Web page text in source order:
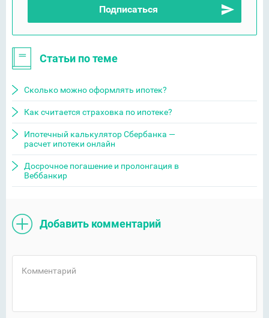
Статьи по теме
Сколько можно оформлять ипотек?
Как считается страховка по ипотеке?
Ипотечный калькулятор Сбербанка —
расчет ипотеки онлайн
Досрочное погашение и пролонгация в
Веббанкир
Добавить комментарий